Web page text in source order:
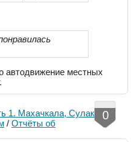
автодвижение местных
1. Махачкала, Сулакский
/ Отчёты об
0